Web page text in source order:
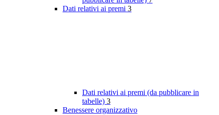
Dati relativi ai premi 3
Dati relativi ai premi (da pubblicare in
tabelle) 3
Benessere organizzativo